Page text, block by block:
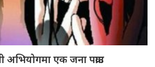
एक जना पक्राउ